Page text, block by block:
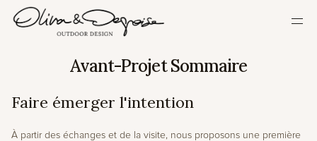
NOTRE PHILOSOPHIE
NOTRE DÉMARCHE
NOS RÉALISATIONS
Avant-Projet Sommaire
Faire émerger l'intention
À partir des échanges et de la visite, nous proposons une première